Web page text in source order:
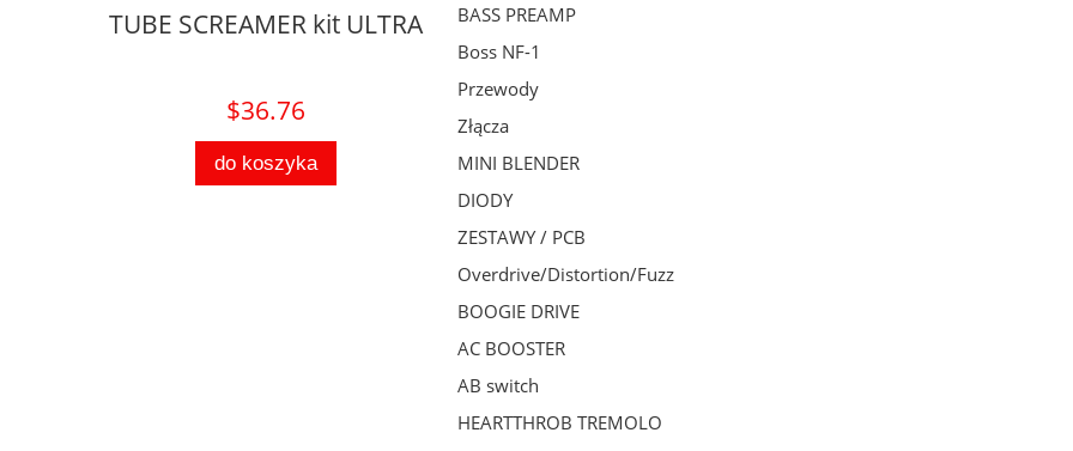
TUBE SCREAMER kit ULTRA
$36.76
do koszyka
UNIVIBE kit ULTRA
do koszyka
BASS PREAMP
Boss NF-1
Przewody
Złącza
MINI BLENDER
DIODY
ZESTAWY / PCB
Overdrive/Distortion/Fuzz
BOOGIE DRIVE
AC BOOSTER
AB switch
HEARTTHROB TREMOLO